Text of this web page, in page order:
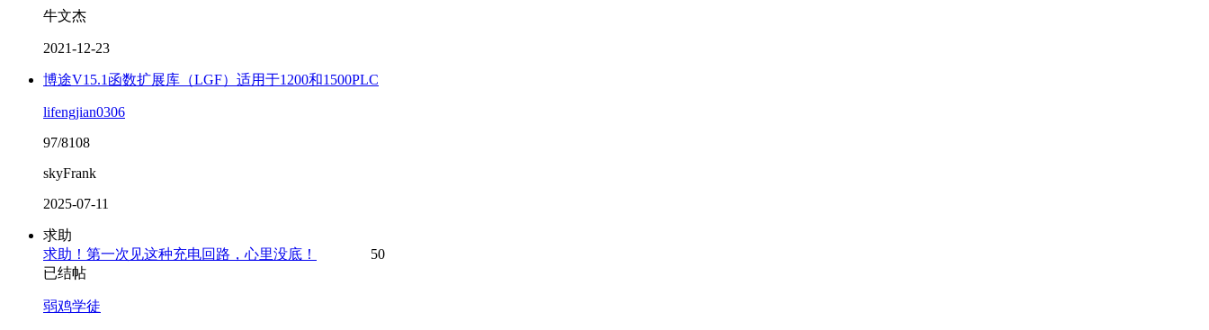
牛文杰
2021-12-23
博途V15.1函数扩展库（LGF）适用于1200和1500PLC
lifengjian0306
97/8108
skyFrank
2025-07-11
求助
求助！第一次见这种充电回路，心里没底！
50
已结帖
弱鸡学徒